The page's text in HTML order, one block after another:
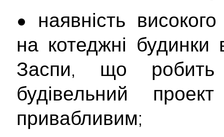
• наявність
на котеджні будинки
Заспи, що робить
будівельний
привабливим;